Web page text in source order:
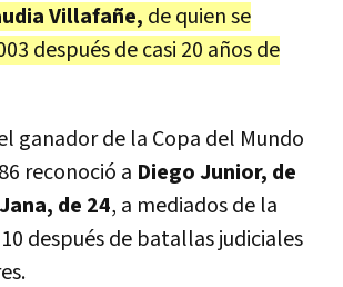
Villafañe, de quien se
después de casi 20 años de
ganador de la Copa del Mundo
reconoció a Diego Junior, de
de 24, a mediados de la
después de batallas judiciales